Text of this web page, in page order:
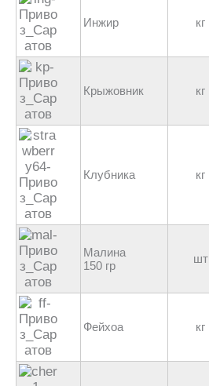
Инжир кг
Крыжовник кг
Клубника кг
Малина
150 гр
шт
Фейхоа кг